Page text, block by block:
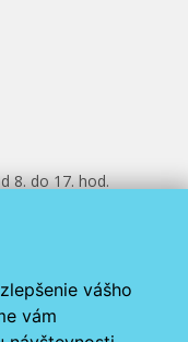
vášho
vám
8. do 17. hod.